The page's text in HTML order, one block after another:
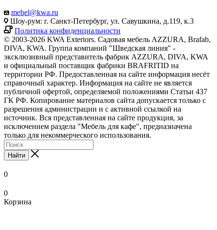
mebel@kwa.ru
Шоу-рум: г. Санкт-Петербург, ул. Савушкина, д.119, к.3
Политика конфиденциальности
© 2003-2026 KWA Exteriors. Садовая мебель AZZURA, Brafab,
DIVA, KWA. Группа компаний "Шведская линия" -
эксклюзивный представитель фабрик AZZURA, DIVA, KWA
и официальный поставщик фабрики BRAFRITID на
территории РФ. Предоставленная на сайте информация несёт
справочный характер. Информация на сайте не является
публичной офертой, определяемой положениями Статьи 437
ГК РФ. Копирование материалов сайта допускается только с
разрешения администрации и с активной ссылкой на
источник. Вся представленная на сайте продукция, за
исключением раздела "Мебель для кафе", предназначена
только для некоммерческого использования.
Найти
0
0
Корзина